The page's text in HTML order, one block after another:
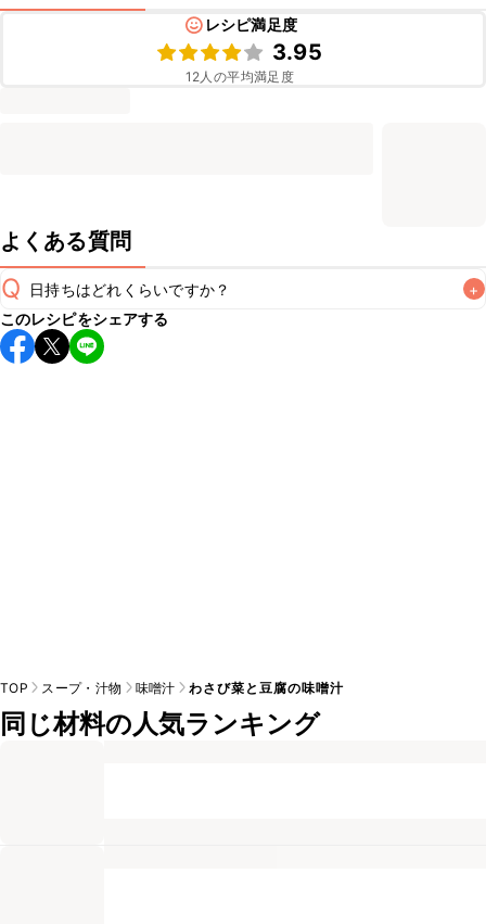
レシピ満足度
3.95
12人の平均満足度
よくある質問
Q 日持ちはどれくらいですか？ +
保存期間は冷蔵で翌日中が目安です。なるべくお早めにお召
し上がりください。
このレシピをシェアする
TOP スープ・汁物 味噌汁 わさび菜と豆腐の味噌汁
同じ材料の人気ランキング